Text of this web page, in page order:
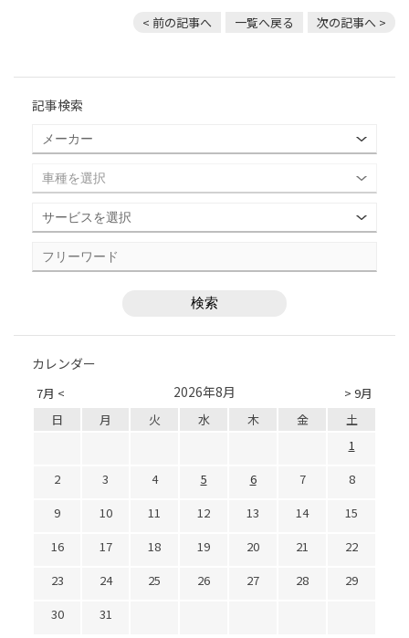
< 前の記事へ 一覧へ戻る 次の記事へ >
記事検索
カレンダー
7月 < > 9月
2026年8月
日 月 火 水 木 金
土
1
2
3 4 5 6 7
8
9
10 11 12 13 14
15
16
17 18 19 20 21
22
23
24 25 26 27 28
29
30
31